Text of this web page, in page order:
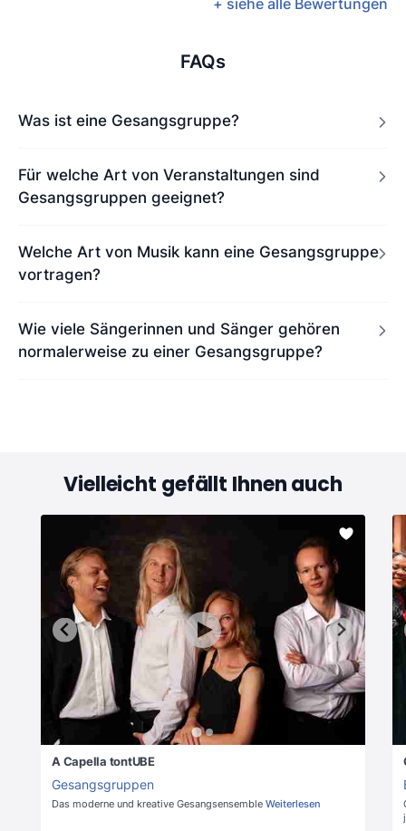
+ siehe alle Bewertungen
FAQs
Was ist eine Gesangsgruppe?
Für welche Art von Veranstaltungen sind
Gesangsgruppen geeignet?
Welche Art von Musik kann eine Gesangsgruppe
vortragen?
Wie viele Sängerinnen und Sänger gehören
normalerweise zu einer Gesangsgruppe?
Vielleicht gefällt Ihnen auch
A Capella tontUBE
Gesangsgruppen
Das moderne und kreative Gesangsensemble Weiterlesen